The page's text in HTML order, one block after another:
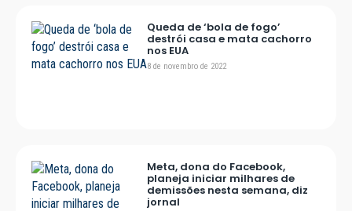
Queda de ‘bola de fogo’
destrói casa e mata cachorro
nos EUA
8 de novembro de 2022
Meta, dona do Facebook,
planeja iniciar milhares de
demissões nesta semana, diz
jornal